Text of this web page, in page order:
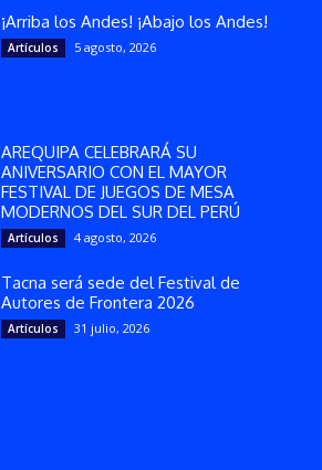
¡Arriba los Andes! ¡Abajo los Andes!
Artículos 5 agosto, 2026
AREQUIPA CELEBRARÁ SU
ANIVERSARIO CON EL MAYOR
FESTIVAL DE JUEGOS DE MESA
MODERNOS DEL SUR DEL PERÚ
Artículos 4 agosto, 2026
Tacna será sede del Festival de
Autores de Frontera 2026
Artículos 31 julio, 2026